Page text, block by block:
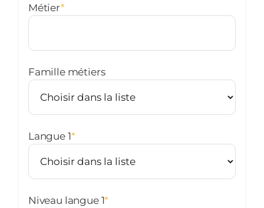
Métier*
Famille métiers
Langue 1*
Niveau langue 1*